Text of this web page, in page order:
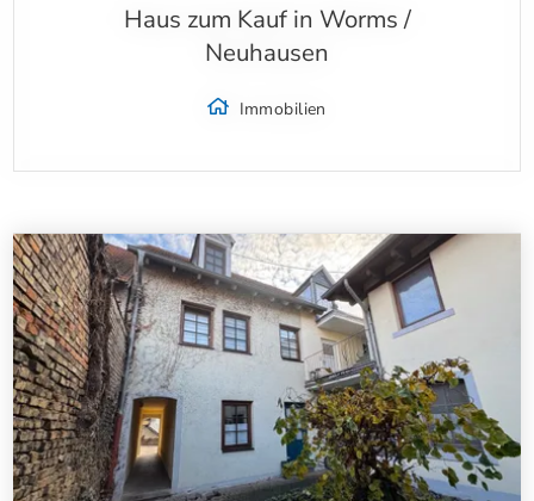
Haus zum Kauf in Worms /
Neuhausen
Immobilien